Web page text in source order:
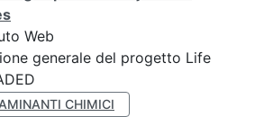
Web
generale del progetto Life
CHIMICI